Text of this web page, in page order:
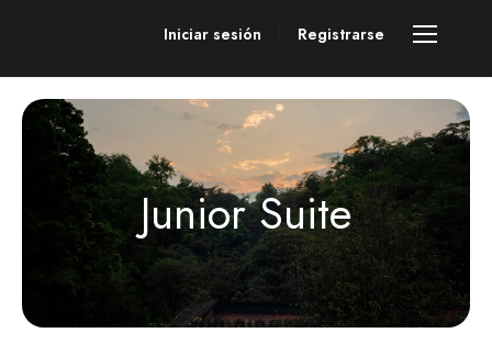
Iniciar sesión Registrarse
Junior Suite